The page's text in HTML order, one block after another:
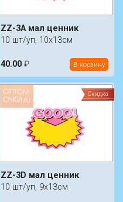
ZZ-3A мал ценник
10 шт/уп, 10х13см
40.00 ₽ В корзину
Скидка
ZZ-3D мал ценник
10 шт/уп, 9х13см